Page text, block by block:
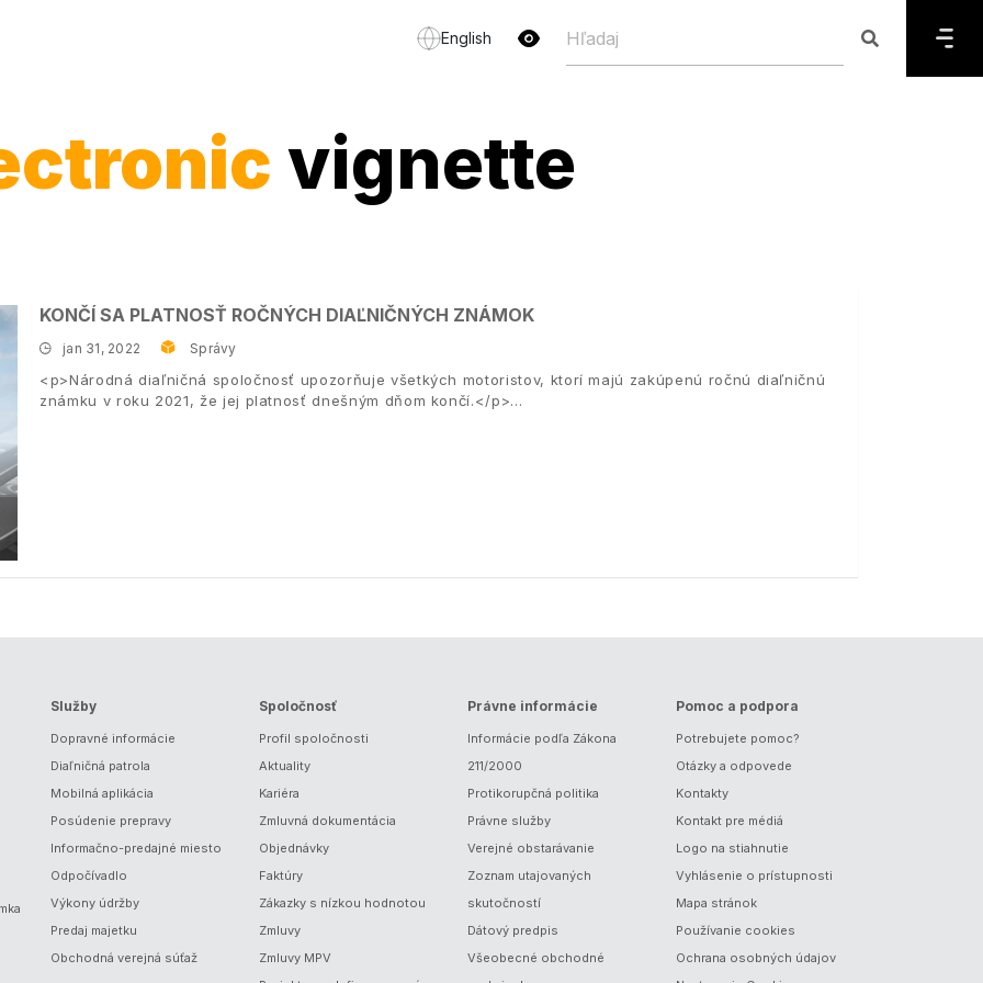
English
vignette
KONČÍ SA PLATNOSŤ ROČNÝCH DIAĽNIČNÝCH ZNÁMOK
jan 31, 2022 Správy
<p>Národná diaľničná spoločnosť upozorňuje všetkých motoristov, ktorí majú zakúpenú ročnú diaľničnú
známku v roku 2021, že jej platnosť dnešným dňom končí.</p>
Služby
Dopravné informácie
Diaľničná patrola
Mobilná aplikácia
Posúdenie prepravy
Informačno-predajné miesto
Odpočívadlo
Výkony údržby
Predaj majetku
Obchodná verejná súťaž
Spoločnosť
Profil spoločnosti
Aktuality
Kariéra
Zmluvná dokumentácia
Objednávky
Faktúry
Zákazky s nízkou hodnotou
Zmluvy
Zmluvy MPV
Právne informácie
Informácie podľa Zákona
211/2000
Protikorupčná politika
Právne služby
Verejné obstarávanie
Zoznam utajovaných
skutočností
Dátový predpis
Všeobecné obchodné
Pomoc a podpora
Potrebujete pomoc?
Otázky a odpovede
Kontakty
Kontakt pre médiá
Logo na stiahnutie
Vyhlásenie o prístupnosti
Mapa stránok
Používanie cookies
Ochrana osobných údajov